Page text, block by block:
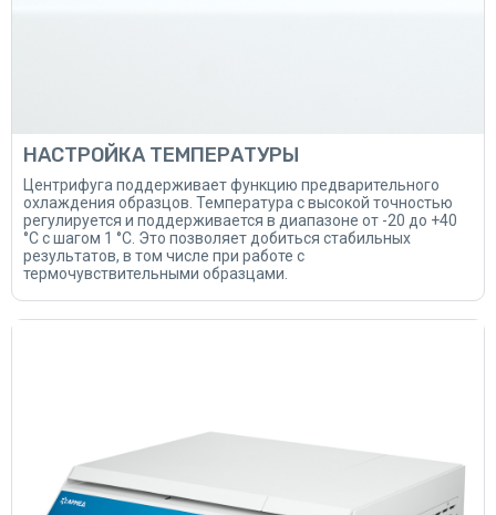
НАСТРОЙКА ТЕМПЕРАТУРЫ
Центрифуга поддерживает функцию предварительного
охлаждения образцов. Температура с высокой точностью
регулируется и поддерживается в диапазоне от -20 до +40
°C с шагом 1 °C. Это позволяет добиться стабильных
результатов, в том числе при работе с
термочувствительными образцами.